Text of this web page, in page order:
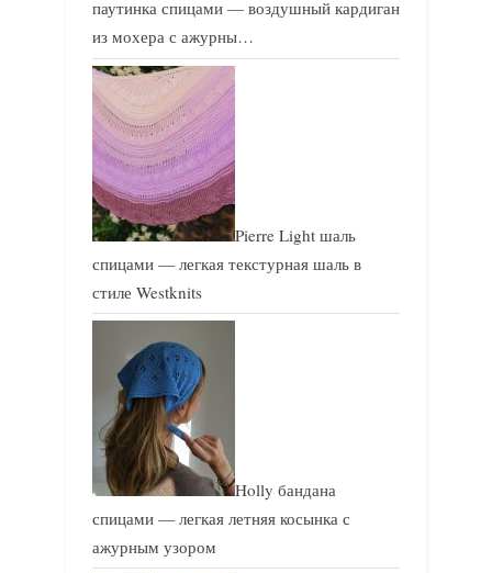
паутинка спицами — воздушный кардиган
из мохера с ажурны…
Pierre Light шаль
спицами — легкая текстурная шаль в
стиле Westknits
Holly бандана
спицами — легкая летняя косынка с
ажурным узором